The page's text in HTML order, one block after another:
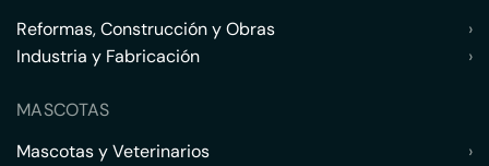
Reformas, Construcción y Obras
›
Industria y Fabricación
›
MASCOTAS
Mascotas y Veterinarios
›